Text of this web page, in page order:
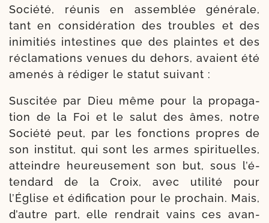
Société, réunis en assem­blée géné­rale,
tant en consi­dé­ra­tion des troubles et des
ini­mi­tiés intes­tines que des plaintes et des
récla­ma­tions venues du dehors, avaient été
ame­nés à rédi­ger le sta­tut suivant :
Suscitée par Dieu même pour la pro­pa­ga­
tion de la Foi et le salut des âmes, notre
Société peut, par les fonc­tions propres de
son ins­ti­tut, qui sont les armes spi­ri­tuelles,
atteindre heu­reu­se­ment son but, sous l’é­
ten­dard de la Croix, avec uti­li­té pour
l’Église et édi­fi­ca­tion pour le pro­chain. Mais,
d’autre part, elle ren­drait vains ces avan­